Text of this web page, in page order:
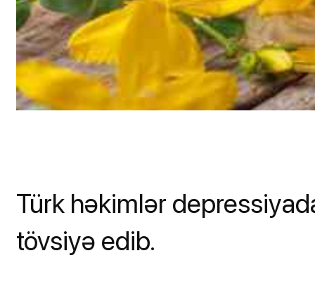
Türk həkimlər
tövsiyə edib.